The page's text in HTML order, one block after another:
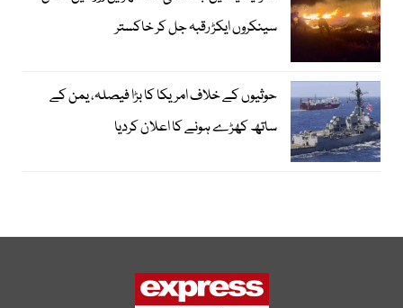
سینکروں ایکڑ رقبہ جل کر خاکستر
حوثیوں کے خلاف امریکا کا بڑا فیصلہ، یمن کے
ساتھ کھڑے ہونے کا اعلان کردیا